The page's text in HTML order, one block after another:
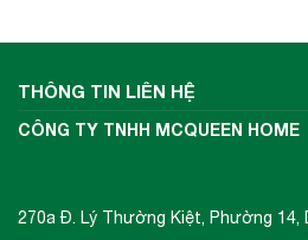
– Kích thước hộc tủ:
– chiều dài dây điện:
THÔNG TIN LIÊN HỆ
CÔNG TY TNHH MCQUEEN HOME
270a Đ. Lý Thường Kiệt, Phường 14,